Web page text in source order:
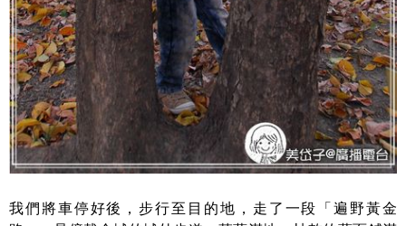
我們將車停好後，步行至目的地，走了一段「遍野黃金